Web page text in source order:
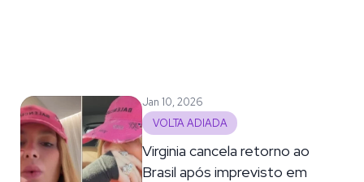
Jan 10, 2026
VOLTA ADIADA
Virginia cancela retorno ao
Brasil após imprevisto em